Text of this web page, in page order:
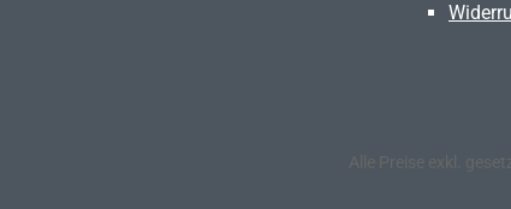
Alle Preise exkl.